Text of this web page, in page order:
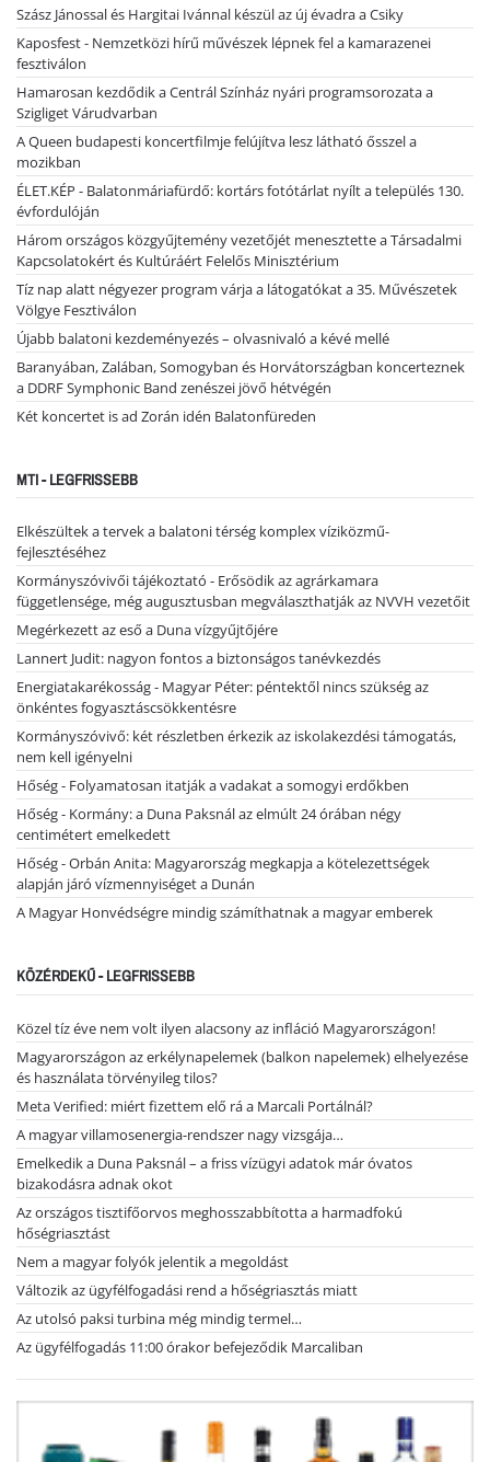
Szász Jánossal és Hargitai Ivánnal készül az új évadra a Csiky
Kaposfest - Nemzetközi hírű művészek lépnek fel a kamarazenei
fesztiválon
Hamarosan kezdődik a Centrál Színház nyári programsorozata a
Szigliget Várudvarban
A Queen budapesti koncertfilmje felújítva lesz látható ősszel a
mozikban
ÉLET.KÉP - Balatonmáriafürdő: kortárs fotótárlat nyílt a település 130.
évfordulóján
Három országos közgyűjtemény vezetőjét menesztette a Társadalmi
Kapcsolatokért és Kultúráért Felelős Minisztérium
Tíz nap alatt négyezer program várja a látogatókat a 35. Művészetek
Völgye Fesztiválon
Újabb balatoni kezdeményezés – olvasnivaló a kévé mellé
Baranyában, Zalában, Somogyban és Horvátországban koncerteznek
a DDRF Symphonic Band zenészei jövő hétvégén
Két koncertet is ad Zorán idén Balatonfüreden
MTI - LEGFRISSEBB
Elkészültek a tervek a balatoni térség komplex víziközmű-
fejlesztéséhez
Kormányszóvivői tájékoztató - Erősödik az agrárkamara
függetlensége, még augusztusban megválaszthatják az NVVH vezetőit
Megérkezett az eső a Duna vízgyűjtőjére
Lannert Judit: nagyon fontos a biztonságos tanévkezdés
Energiatakarékosság - Magyar Péter: péntektől nincs szükség az
önkéntes fogyasztáscsökkentésre
Kormányszóvivő: két részletben érkezik az iskolakezdési támogatás,
nem kell igényelni
Hőség - Folyamatosan itatják a vadakat a somogyi erdőkben
Hőség - Kormány: a Duna Paksnál az elmúlt 24 órában négy
centimétert emelkedett
Hőség - Orbán Anita: Magyarország megkapja a kötelezettségek
alapján járó vízmennyiséget a Dunán
A Magyar Honvédségre mindig számíthatnak a magyar emberek
KÖZÉRDEKŰ - LEGFRISSEBB
Közel tíz éve nem volt ilyen alacsony az infláció Magyarországon!
Magyarországon az erkélynapelemek (balkon napelemek) elhelyezése
és használata törvényileg tilos?
Meta Verified: miért fizettem elő rá a Marcali Portálnál?
A magyar villamosenergia-rendszer nagy vizsgája…
Emelkedik a Duna Paksnál – a friss vízügyi adatok már óvatos
bizakodásra adnak okot
Az országos tisztifőorvos meghosszabbította a harmadfokú
hőségriasztást
Nem a magyar folyók jelentik a megoldást
Változik az ügyfélfogadási rend a hőségriasztás miatt
Az utolsó paksi turbina még mindig termel…
Az ügyfélfogadás 11:00 órakor befejeződik Marcaliban